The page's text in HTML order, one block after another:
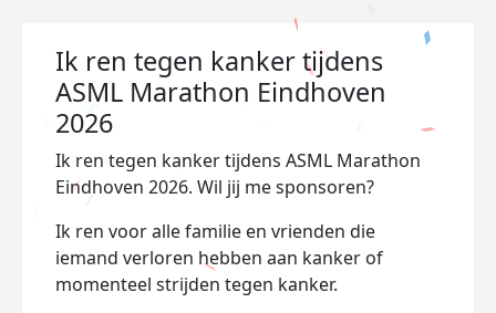
Ik ren tegen kanker tijdens
ASML Marathon Eindhoven
2026
Ik ren tegen kanker tijdens ASML Marathon
Eindhoven 2026. Wil jij me sponsoren?
Ik ren voor alle familie en vrienden die
iemand verloren hebben aan kanker of
momenteel strijden tegen kanker.